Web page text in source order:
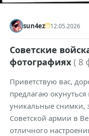
sun4ez 12.05.2026
Советские
фотографиях ( 8
Приветствую вас,
предлагаю
уникальные снимки,
Советской армии в
отличного